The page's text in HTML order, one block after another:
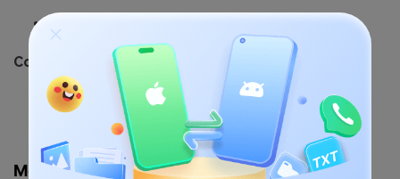
Contre
Le nombre de contacts est limité.
Méthode 3 : Utilisation de Google Drive